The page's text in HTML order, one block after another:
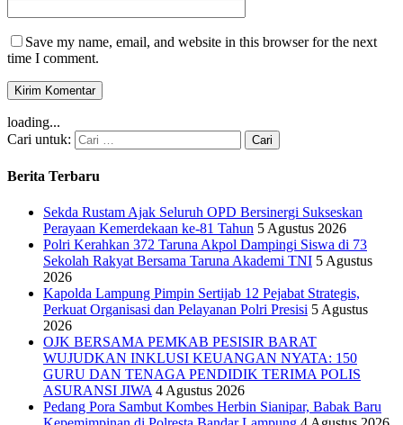
Save my name, email, and website in this browser for the next
time I comment.
loading...
Cari untuk:
Berita Terbaru
Sekda Rustam Ajak Seluruh OPD Bersinergi Sukseskan
Perayaan Kemerdekaan ke-81 Tahun 5 Agustus 2026
Polri Kerahkan 372 Taruna Akpol Dampingi Siswa di 73
Sekolah Rakyat Bersama Taruna Akademi TNI 5 Agustus
2026
Kapolda Lampung Pimpin Sertijab 12 Pejabat Strategis,
Perkuat Organisasi dan Pelayanan Polri Presisi 5 Agustus
2026
OJK BERSAMA PEMKAB PESISIR BARAT
WUJUDKAN INKLUSI KEUANGAN NYATA: 150
GURU DAN TENAGA PENDIDIK TERIMA POLIS
ASURANSI JIWA 4 Agustus 2026
Pedang Pora Sambut Kombes Herbin Sianipar, Babak Baru